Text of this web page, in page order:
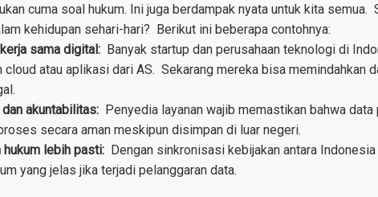
cuma soal hukum. Ini juga berdampak nyata untuk kita semua.
kehidupan sehari-hari? Berikut ini beberapa contohnya:
sama digital: Banyak startup dan perusahaan teknologi di
cloud atau aplikasi dari AS. Sekarang mereka bisa memindahkan
akuntabilitas: Penyedia layanan wajib memastikan bahwa data
secara aman meskipun disimpan di luar negeri.
hukum lebih pasti: Dengan sinkronisasi kebijakan antara Indonesia
yang jelas jika terjadi pelanggaran data.